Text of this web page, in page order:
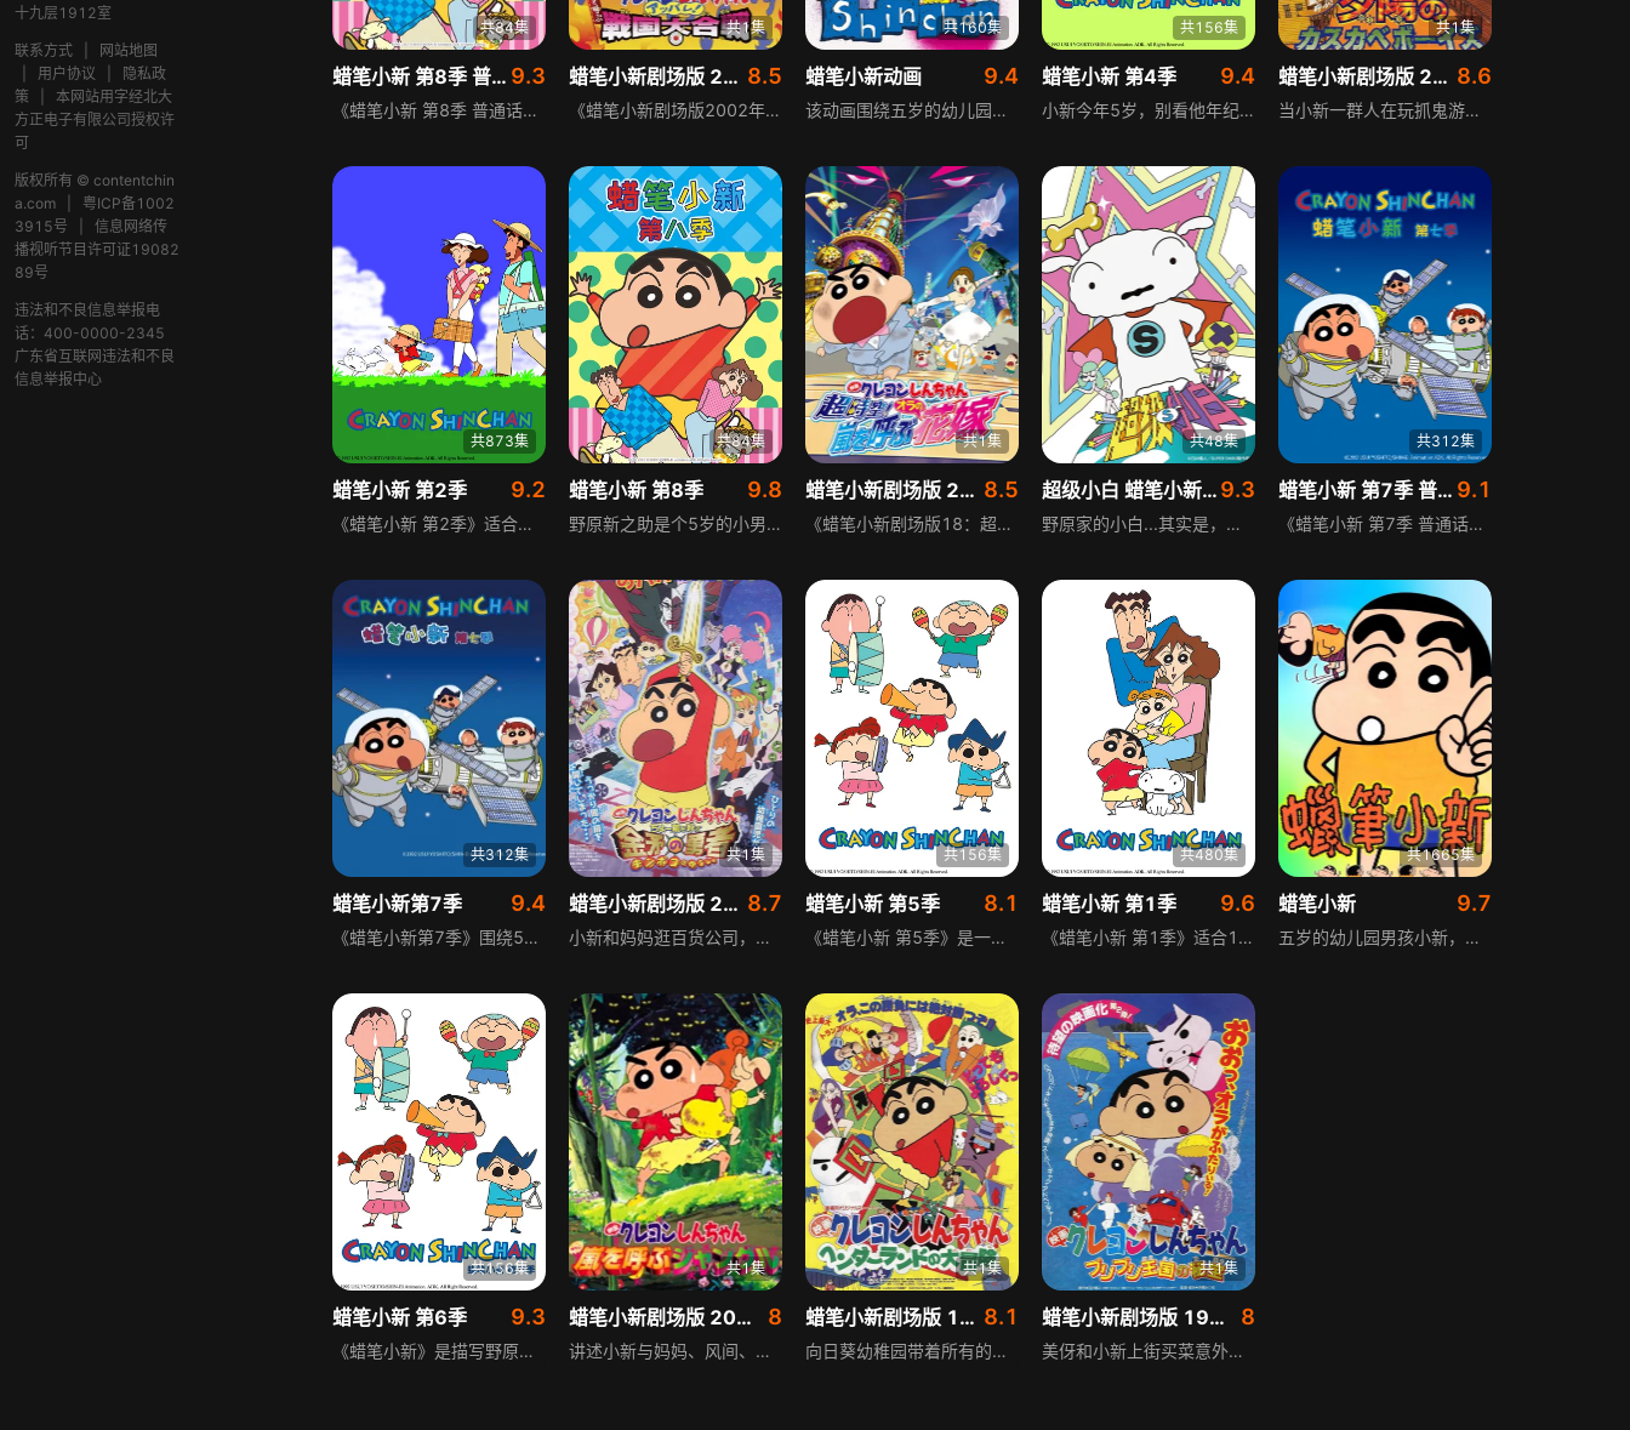
十九层1912室
联系方式
网站地图
用户协议
隐私政
策
本网站用字经北大
方正电子有限公司授权许
可
版权所有 © contentchin
a.com
粤ICP备1002
3915号
信息网络传
播视听节目许可证19082
89号
违法和不良信息举报电
话：400-0000-2345
广东省互联网违法和不良
信息举报中心
共84集
蜡笔小新 第8季 普通话 9.3
《蜡笔小新 第8季 普通话》是家庭搞笑动画，讲述5岁人小鬼大的小新，收养了流浪狗小白，常讲无厘头笑话。他的妈妈是粗心神经质的全职主妇，常被小新捉弄，爸爸野原也常被母子俩搞得晕头转向，日常充满欢乐与混乱。
共1集
蜡笔小新剧场版 2002年 8.5
《蜡笔小新剧场版2002年》中，野原一家同梦古装美女未深究，小新从幼稚园回来见小白挖洞，跟着挖出写有天正2年、画有肥嘟嘟左卫门的书函，闭眼思考后睁眼身处战国时代，阴错阳差救武士，得以见到梦中的美女阿廉公主，开启奇幻经历。
共160集
蜡笔小新动画 9.4
该动画围绕五岁的幼儿园男孩小新展开，他内心早熟、爱搭讪美女，最初与父母组成三口之家，后加入流浪狗小白，又迎来妹妹野原葵。臼井仪人取材日常创作，讲述小新调皮、爱幻想的日常趣事，展现琐碎却温馨的家庭生活与成长故事，是兼具搞笑与治愈的经典动画。
共156集
蜡笔小新 第4季 9.4
小新今年5岁，别看他年纪小，实则人小鬼大，喜欢漂亮的姐姐，收养了一只棉花糖一样的流浪狗小白，还经常讲些无厘头的笑话。小新的妈妈美伢是全职主妇，粗心又有点神经质，经常被小新捉弄得七窍生烟；爸爸野原也常被这母子俩搞得晕头转向，这个充满欢乐与糗事的家庭，每天都上演着温馨又搞笑的日常。
共1集
蜡笔小新剧场版 2004年 8.6
当小新一群人在玩抓鬼游戏时，无意中闯入一家已经废弃的电影院里。这个空无一人的电影院竟然播放著电影，春日部防卫队的成员们于是留下来，看起免费的电影，但是就在小新中途上厕所回来后，风间他们居然都不见了。小新很气他们不等自己，只是一回去就得知他们都没还回家的事。野原一家因为担心，决定到电影院去查看看，结果全家人都被“电影”给吸进去了，来到了一个像是西部拓荒时代的城镇。野原一家最初与风间相遇，而风间却记忆全失，还好得到住在城镇的少女椿的帮助，野原一家才安定下来。广志则去做木工，美伢去酒馆里卖唱，小新在住的同时重新见到正男、妮妮、阿呆，但正男和妮妮已成夫妇，而他们不想回到春日部，小新和阿呆每天则想着回去的办法和回忆过去的事情....
共873集
蜡笔小新 第2季 9.2
《蜡笔小新 第2季》适合各年龄段观众，讲述5岁的幼儿园小男孩小新的日常。他内心早熟、爱向美女搭讪，最初与父母广志、美伢组成三口之家，后加入流浪狗小白，再添妹妹野原葵，日子琐碎却温馨。作者从日常取材，展现小新调皮、爱别出心裁的趣事，充满欢乐。
共84集
蜡笔小新 第8季 9.8
野原新之助是个5岁的小男孩，他人小鬼大、富于幻想，喜欢别出心裁。他和父亲、母亲、妹妹组成幸福的四口之家，还收养了一条像棉花糖一样的流浪狗小白。小新的妈妈是全职主妇，粗心又有点神经质的她常被小新捉弄得七窍生烟，爸爸也常被这两母子搞得晕头转向。一家人的生活虽然吵吵闹闹，但也不乏温馨感动。小新在春日部双叶幼儿园上学，这里有他的好朋友风间、妮妮、正男、阿呆，他们每天在幼儿园有时学习知识，有时愉快地玩耍。对所有事情都充满好奇心的他们，经常做出各种出人意料、又令人啼笑皆非的举动，让老师和园长都头疼不已。小新就在这样开开心心的日子里不断成长着。
共1集
蜡笔小新剧场版 2010年 8.5
《蜡笔小新剧场版18：超时空呼风唤雨之我的新娘》讲述5岁的小新遇到来自未来都市“Neo Tokio”的新娘多美子，得知未来的自己被多美子的父亲、未来都市的支配者金有增藏绑架，需他帮忙解救，于是小新和多美子乘坐时光机前往未来，到达后遭刺客袭击，开启了寻找成年自己、拯救未来、重夺未来都市光明的自我拯救行动。
共48集
超级小白 蜡笔小新番外篇 9.3
野原家的小白...其实是，守护世界和平的超级英雄！！ 极其普通的野原一家以极其普通的方式饲养的这只狗，名字也极其普通。 就是一只到处都存在的极其普通的狗。 只是有件不普通的事，那是...这只狗是守护世界的超级英雄！
共312集
蜡笔小新 第7季 普通话 9.1
《蜡笔小新 第7季 普通话》围绕5岁的小新展开，别看他年纪小，其实人小鬼大，收养了一条棉花糖一样的流浪狗小白，还经常讲些无厘头的笑话。小新的妈妈是全职主妇，粗心又有点神经质，经常被小新捉弄得七窍生烟，爸爸野原也常被这两母子搞得晕头转向。剧集延续了蜡笔小新的经典搞笑风格，围绕野原一家的日常展开，充满了温馨又搞笑的生活细节，深受各年龄段观众的喜爱。
共312集
蜡笔小新第7季 9.4
《蜡笔小新第7季》围绕5岁的小新展开，他人小鬼大，收养了一条棉花糖一样的流浪狗小白，还经常讲些无厘头的笑话，让身边的人哭笑不得。小新的妈妈是全职主妇，粗心又有点神经质，经常被小新捉弄得七窍生烟；爸爸野原也常被这母子俩搞得晕头转向。本季延续了系列轻松搞笑的风格，讲述小新一家以及身边朋友的日常趣事，展现了平凡家庭的温馨与欢乐，也传递出简单纯粹的生活乐趣。
共1集
蜡笔小新剧场版 2008年 8.7
小新和妈妈逛百货公司，缠着妈妈买了假面英雄的玩具宝剑，回家后宝剑变成了竹棒。回家路上小新遇到和小白长得一样的黑色小狗，取名小黑带回家。随后通向黑暗世界库莱顿的大门被打开，自称普莉林的大姐来找小新，说他是被选中的勇者，要对抗邪恶力量。从此野原家倒霉连连，小新上厕所时遇到派来保护他的马塔塔米，在马塔塔米帮助下，未觉醒的小新打败了一个又一个敌人。
共156集
蜡笔小新 第5季 8.1
《蜡笔小新 第5季》是一部搞笑日常动画，讲述五岁小男孩小新的故事。小新好食懒做、颠三倒四、自以为是，引发了一箩箩令人喷饭的笑料。他内心早熟，喜欢欣赏并向美女搭讪。最初小新与父亲广志、母亲美伢组成三人家族，随后添加了流浪狗小白，日子频繁琐碎却不乏温馨感动，随着故事展开，又加入了新的成员妹妹野原葵。
共480集
蜡笔小新 第1季 9.6
《蜡笔小新 第1季》适合1到100岁所有观众，主角是年仅5岁、正在幼儿园上学的小男孩小新。他内心早熟，喜欢欣赏并向美女搭讪。最初小新与父亲广志、母亲美伢组成三人家族，随后添加流浪狗小白，日子平凡琐碎却不乏温馨感动。随着故事展开，新成员妹妹野原葵加入，作者臼井仪人从日常生活取材，叙述小新的日常趣事，调皮的小新喜欢别出心裁，富于幻想。
共1665集
蜡笔小新 9.7
五岁的幼儿园男孩小新，内心早熟，爱欣赏美女并搭讪，与父亲广志、母亲美伢组成三人家族，后加入流浪狗小白，日子琐碎却温馨。随着故事展开，妹妹野原葵也加入家庭。作者臼井仪人从日常生活取材，讲述小新的日常趣事，他调皮爱别出心裁、富于幻想，用搞怪举动串联起充满烟火气的家庭生活，展现平凡日常里的欢乐与温暖。
共156集
蜡笔小新 第6季 9.3
《蜡笔小新》是描写野原新之助和周围人群日常生活的搞笑喜剧，调皮的野原新之助是知名动漫角色，虽原作者臼井仪人已离世，故事仍继续。第6季延续风格，带来热闹爆笑的新故事，传递轻松欢乐的氛围。
共1集
蜡笔小新剧场版 2000年 8
讲述小新与妈妈、风间、妮妮、正男、阿呆一起报名动感超人周年纪念南海之旅，在动感超人电影的船上首映会上，一群粗暴猴子掳走所有大人，春日部防卫队为救出大人们出动，乘坐水上摩托车来到森林，开启了一场充满欢乐与惊险的营救行动。
共1集
蜡笔小新剧场版 1996年 8.1
向日葵幼稚园带着所有的幼稚园小朋友到新开幕的奇异乐园玩，只是小新居然在后来没跟着大家走，独自走进了尚未对外开张的马戏团，在这里遇到了童话故事中的木偶多佩玛，邪恶的同性恋双魔，还有他的手下。坏人们为了争取超级无敌厉害的扑克牌，展开了一场现实与魔幻世界的追逐，最后连小新的爸爸妈妈都被同性恋双魔的手下抓走了，为了救回爸爸妈妈，小新只有勇敢的再回到奇异乐园。
共1集
蜡笔小新剧场版 1994年 8
美伢和小新上街买菜意外抽中了头奖，获得免费招待全家前往遥远的布理布理王国，没想到一家人高兴地上了飞机后，却出现神秘组织白蛇帮派出的人妖意图绑架小新，小新和爸妈急忙跳伞降落在丛林中，在猴子帮助才逃过一劫，并在火车上认识了皇室亲卫官美女露露，这才得知长相酷似小新的王子也遭白蛇帮绑架。这时白蛇帮的人追来抢走了小新，原来白蛇帮的老大阿那康达和手下哈布，为了夺取不理不理王国传说中的宝藏，必须靠王子和小新才能打开宫殿之门，而那个宝藏竟是瓶中拥有无穷法力的大魔神，小新能阻止他们的阴谋吗…